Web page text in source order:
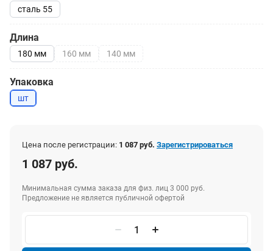
сталь 55
Длина
180 мм 160 мм 140 мм
Упаковка
шт
Цена после регистрации: 1 087 руб. Зарегистрироваться
1 087 руб.
Минимальная сумма заказа для физ. лиц 3 000 руб.
Предложение не является публичной офертой